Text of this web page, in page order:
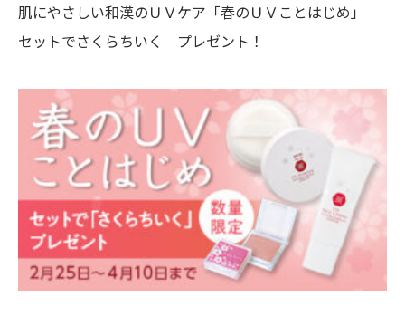
肌にやさしい和漢のＵＶケア「春のＵＶことはじめ」
セットでさくらちいく プレゼント！